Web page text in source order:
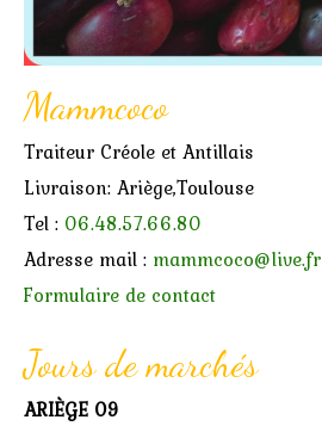
Mammcoco
Traiteur Créole et Antillais
Livraison: Ariège,Toulouse
Tel : 06.48.57.66.80
Adresse mail : mammcoco@live.fr
Formulaire de contact
Jours de marchés
ARIÈGE 09